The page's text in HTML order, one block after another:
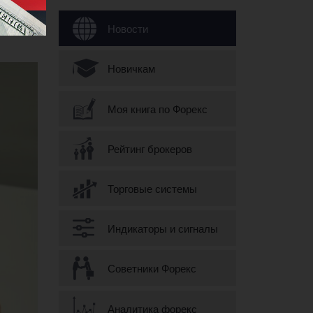
Новости
Новичкам
Моя книга по Форекс
Рейтинг брокеров
Торговые системы
Индикаторы и сигналы
Советники Форекс
Аналитика форекс